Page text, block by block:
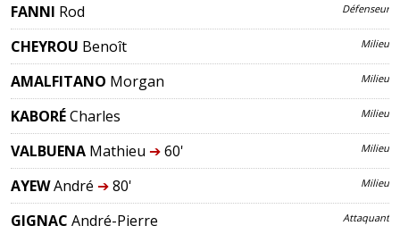
FANNI Rod Défenseur
CHEYROU Benoît Milieu
AMALFITANO Morgan Milieu
KABORÉCharles Milieu
VALBUENA Mathieu ➔60' Milieu
AYEWAndré ➔80' Milieu
GIGNAC André-Pierre Attaquant